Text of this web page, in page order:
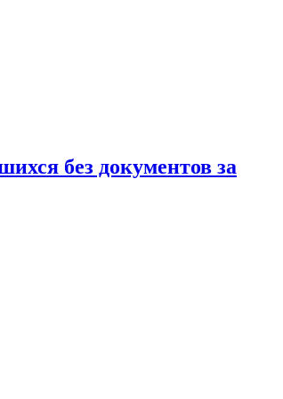
без документов за